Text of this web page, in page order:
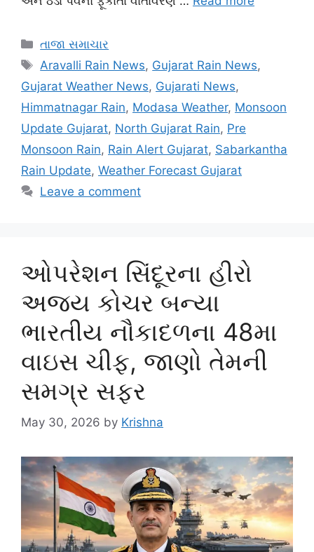
Categories
તાજા સમાચાર
Tags
Aravalli Rain News, Gujarat Rain News,
Gujarat Weather News, Gujarati News,
Himmatnagar Rain, Modasa Weather, Monsoon
Update Gujarat, North Gujarat Rain, Pre
Monsoon Rain, Rain Alert Gujarat, Sabarkantha
Rain Update, Weather Forecast Gujarat
Leave a comment
ઓપરેશન સિંદૂરના હીરો
અજય કોચર બન્યા
ભારતીય નૌકાદળના 48મા
વાઇસ ચીફ, જાણો તેમની
સમગ્ર સફર
May 30, 2026 by Krishna